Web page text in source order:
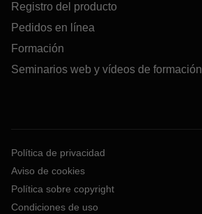
Registro del producto
Pedidos en línea
Formación
Seminarios web y vídeos de formación
Política de privacidad
Aviso de cookies
Política sobre copyright
Condiciones de uso